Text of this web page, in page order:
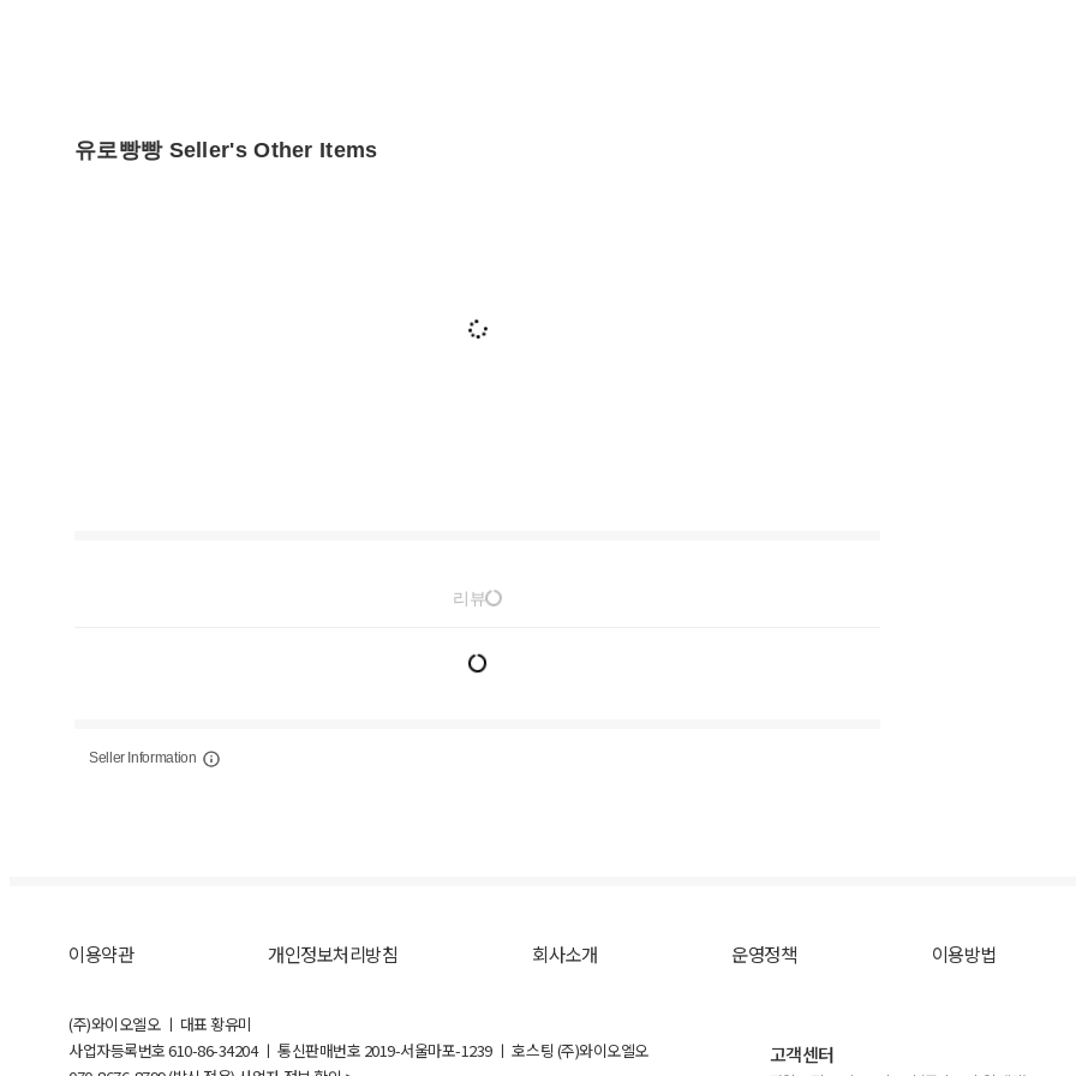
유로빵빵 Seller's Other Items
리뷰
Seller Information
이용약관 개인정보처리방침 회사소개 운영정책 이용방법
(주)와이오엘오 ㅣ 대표 황유미
사업자등록번호610-86-34204ㅣ 통신판매번호 2019-서울마포-1239 ㅣ 호스팅 (주)와이오엘오
고객센터